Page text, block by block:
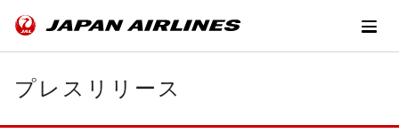
プレスリリース